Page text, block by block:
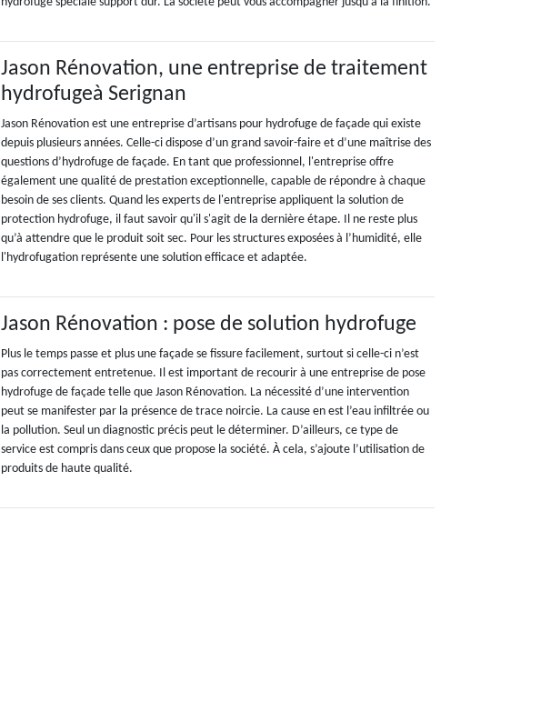
Jason Rénovation, une entreprise de traitement
hydrofugeà Serignan
Jason Rénovation est une entreprise d’artisans pour hydrofuge de façade qui existe
depuis plusieurs années. Celle-ci dispose d’un grand savoir-faire et d’une maîtrise des
questions d’hydrofuge de façade. En tant que professionnel, l'entreprise offre
également une qualité de prestation exceptionnelle, capable de répondre à chaque
besoin de ses clients. Quand les experts de l'entreprise appliquent la solution de
protection hydrofuge, il faut savoir qu'il s'agit de la dernière étape. Il ne reste plus
qu’à attendre que le produit soit sec. Pour les structures exposées à l’humidité, elle
l'hydrofugation représente une solution efficace et adaptée.
Jason Rénovation : pose de solution hydrofuge
Plus le temps passe et plus une façade se fissure facilement, surtout si celle-ci n’est
pas correctement entretenue. Il est important de recourir à une entreprise de pose
hydrofuge de façade telle que Jason Rénovation. La nécessité d’une intervention
peut se manifester par la présence de trace noircie. La cause en est l’eau infiltrée ou
la pollution. Seul un diagnostic précis peut le déterminer. D’ailleurs, ce type de
service est compris dans ceux que propose la société. À cela, s’ajoute l’utilisation de
produits de haute qualité.